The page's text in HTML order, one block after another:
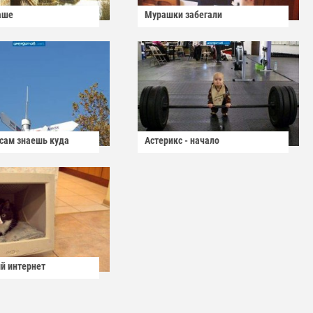
Мурашки забегали
знаешь куда Астерикс - начало
интернет